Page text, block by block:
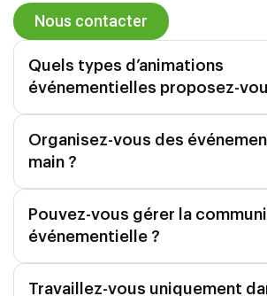
Nous contacter
Quels types d’animations
événementielles proposez-
Organisez-vous des
main ?
Pouvez-vous gérer la
événementielle ?
Travaillez-vous uniquement